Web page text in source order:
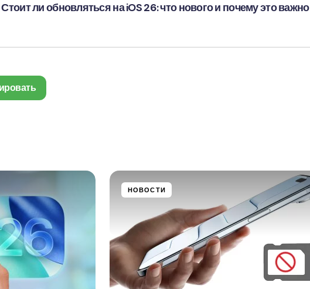
Стоит ли обновляться на iOS 26: что нового и почему это важно
НОВОСТИ